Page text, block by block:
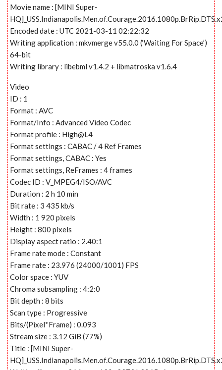
Movie name : [MINI Super-
Encoded date : UTC 2021-03-11 02:22:32
Writing application : mkvmerge v55.0.0 (‘Waiting For Space’)
64-bit
Writing library : libebml v1.4.2 + libmatroska v1.6.4
Video
ID : 1
Format : AVC
Format/Info : Advanced Video Codec
Format profile : High@L4
Format settings : CABAC / 4 Ref Frames
Format settings, CABAC : Yes
Format settings, ReFrames : 4 frames
Codec ID : V_MPEG4/ISO/AVC
Duration : 2 h 10 min
Bit rate : 3 435 kb/s
Width : 1 920 pixels
Height : 800 pixels
Display aspect ratio : 2.40:1
Frame rate mode : Constant
Frame rate : 23.976 (24000/1001) FPS
Color space : YUV
Chroma subsampling : 4:2:0
Bit depth : 8 bits
Scan type : Progressive
Bits/(Pixel*Frame) : 0.093
Stream size : 3.12 GiB (77%)
Title : [MINI Super-